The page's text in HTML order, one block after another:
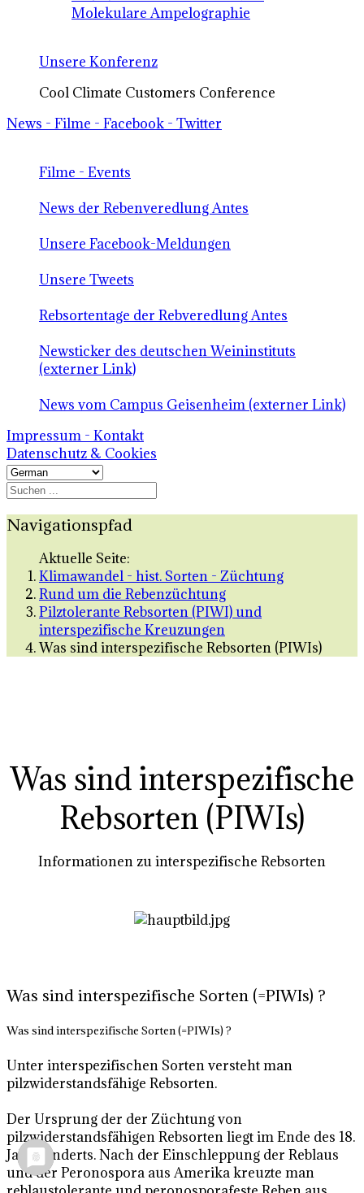
Molekulare Ampelographie
Unsere Konferenz
Cool Climate Customers Conference
News - Filme - Facebook - Twitter
Filme - Events
News der Rebenveredlung Antes
Unsere Facebook-Meldungen
Unsere Tweets
Rebsortentage der Rebveredlung Antes
Newsticker des deutschen Weininstituts
(externer Link)
News vom Campus Geisenheim (externer Link)
Impressum - Kontakt
Datenschutz & Cookies
Navigationspfad
Aktuelle Seite:
Klimawandel - hist. Sorten - Züchtung
Rund um die Rebenzüchtung
Pilztolerante Rebsorten (PIWI) und
interspezifische Kreuzungen
Was sind interspezifische Rebsorten (PIWIs)
Was sind interspezifische
Rebsorten (PIWIs)
Informationen zu interspezifische Rebsorten
Was sind interspezifische Sorten (=PIWIs) ?
Was sind interspezifische Sorten (=PIWIs) ?
Unter interspezifischen Sorten versteht man
pilzwiderstandsfähige Rebsorten.
Der Ursprung der der Züchtung von
pilzwiderstandsfähigen Rebsorten liegt im Ende des 18.
Jahrhunderts. Nach der Einschleppung der Reblaus
und der Peronospora aus Amerika kreuzte man